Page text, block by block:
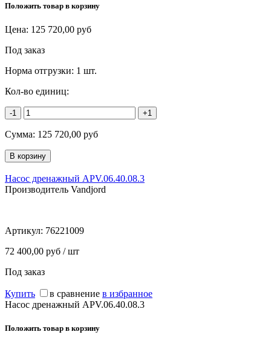
Положить товар в корзину
Цена: 125 720,00 руб
Под заказ
Норма отгрузки: 1 шт.
Кол-во единиц:
-1 +1
Сумма: 125 720,00 руб
Насос дренажный APV.06.40.08.3
Производитель Vandjord
Артикул: 76221009
72 400,00 руб / шт
Под заказ
Купить в сравнение в избранное
Насос дренажный APV.06.40.08.3
Положить товар в корзину